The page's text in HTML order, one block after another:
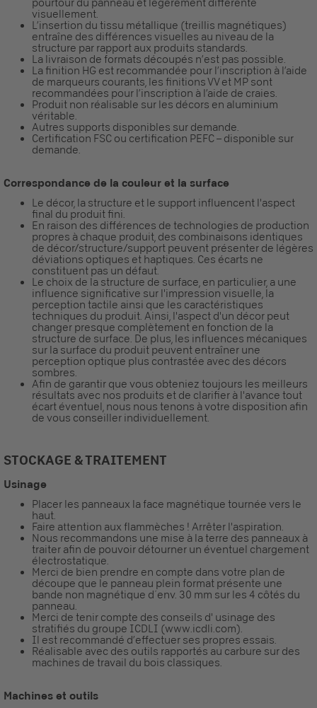
pourtour du panneau et légèrement différente
visuellement.
L’insertion du tissu métallique (treillis magnétiques)
entraîne des différences visuelles au niveau de la
structure par rapport aux produits standards.
La livraison de formats découpés n’est pas possible.
La finition HG est recommandée pour l’inscription à l’aide
de marqueurs courants, les finitions VV et MP sont
recommandées pour l’inscription à l’aide de craies.
Produit non réalisable sur les décors en aluminium
véritable.
Autres supports disponibles sur demande.
Certification FSC ou certification PEFC – disponible sur
demande.
Correspondance de la couleur et la surface
Le décor, la structure et le support influencent l'aspect
final du produit fini.
En raison des différences de technologies de production
propres à chaque produit, des combinaisons identiques
de décor/structure/support peuvent présenter de légères
déviations optiques et haptiques. Ces écarts ne
constituent pas un défaut.
Le choix de la structure de surface, en particulier, a une
influence significative sur l'impression visuelle, la
perception tactile ainsi que les caractéristiques
techniques du produit. Ainsi, l'aspect d'un décor peut
changer presque complètement en fonction de la
structure de surface. De plus, les influences mécaniques
sur la surface du produit peuvent entraîner une
perception optique plus contrastée avec des décors
sombres.
Afin de garantir que vous obteniez toujours les meilleurs
résultats avec nos produits et de clarifier à l'avance tout
écart éventuel, nous nous tenons à votre disposition afin
de vous conseiller individuellement.
STOCKAGE & TRAITEMENT
Usinage
Placer les panneaux la face magnétique tournée vers le
haut.
Faire attention aux flammèches ! Arrêter l'aspiration.
Nous recommandons une mise à la terre des panneaux à
traiter afin de pouvoir détourner un éventuel chargement
électrostatique.
Merci de bien prendre en compte dans votre plan de
découpe que le panneau plein format présente une
bande non magnétique d´env. 30 mm sur les 4 côtés du
panneau.
Merci de tenir compte des conseils d' usinage des
stratifiés du groupe ICDLI (www.icdli.com).
Il est recommandé d’effectuer ses propres essais.
Réalisable avec des outils rapportés au carbure sur des
machines de travail du bois classiques.
Machines et outils